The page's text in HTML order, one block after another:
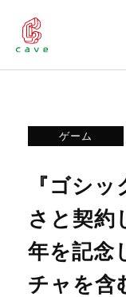
ゲーム
『ゴシ
さと契約
年を記念
チャを含